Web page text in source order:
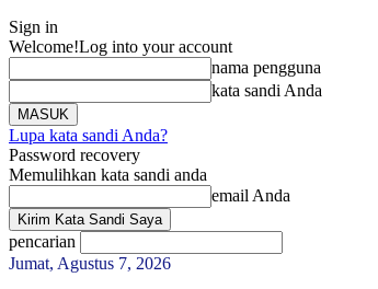
Sign in
Welcome!Log into your account
nama pengguna
kata sandi Anda
Lupa kata sandi Anda?
Password recovery
Memulihkan kata sandi anda
email Anda
pencarian
Jumat, Agustus 7, 2026